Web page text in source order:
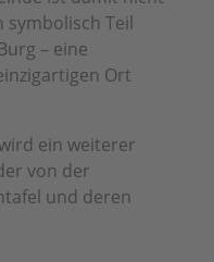
Teil
– eine
Ort
ein weiterer
von der
und deren